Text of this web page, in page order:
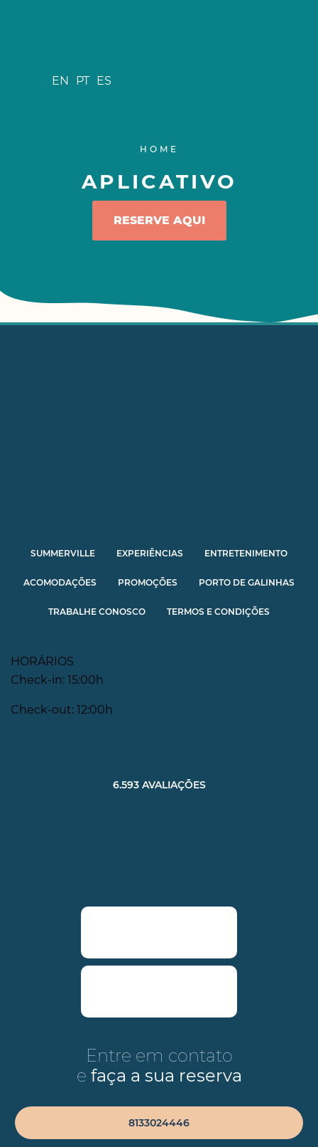
EN PT ES
HOME
APLICATIVO
RESERVE AQUI
SUMMERVILLE EXPERIÊNCIAS ENTRETENIMENTO
ACOMODAÇÕES PROMOÇÕES PORTO DE GALINHAS
TRABALHE CONOSCO TERMOS E CONDIÇÕES
HORÁRIOS
Check-in: 15:00h
Check-out: 12:00h
Entre em contato
e faça a sua reserva
8133024446
6.593 AVALIAÇÕES